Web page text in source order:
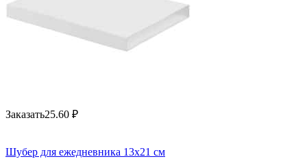
Заказать25.60 ₽
Шубер для ежедневника 13х21 см